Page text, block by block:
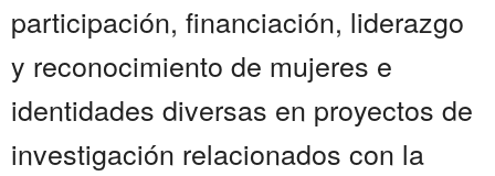
participación, financiación, liderazgo
y reconocimiento de mujeres e
identidades diversas en proyectos de
investigación relacionados con la